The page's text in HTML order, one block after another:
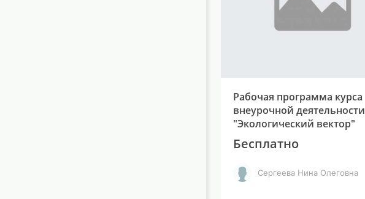
Рабочая программа курса
внеурочной деятельности
"Экологический вектор"
Бесплатно
Сергеева Нина Олеговна